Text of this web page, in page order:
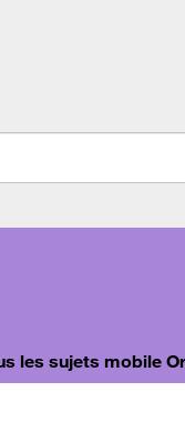
les sujets mobile